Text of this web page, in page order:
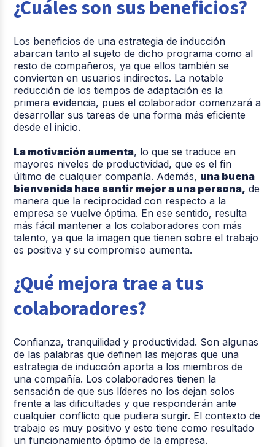
¿Cuáles son sus beneficios?
Los beneficios de una estrategia de inducción
abarcan tanto al sujeto de dicho programa como al
resto de compañeros, ya que ellos también se
convierten en usuarios indirectos. La notable
reducción de los tiempos de adaptación es la
primera evidencia, pues el colaborador comenzará a
desarrollar sus tareas de una forma más eficiente
desde el inicio.
La motivación aumenta, lo que se traduce en
mayores niveles de productividad, que es el fin
último de cualquier compañía. Además, una buena
bienvenida hace sentir mejor a una persona, de
manera que la reciprocidad con respecto a la
empresa se vuelve óptima. En ese sentido, resulta
más fácil mantener a los colaboradores con más
talento, ya que la imagen que tienen sobre el trabajo
es positiva y su compromiso aumenta.
¿Qué mejora trae a tus
colaboradores?
Confianza, tranquilidad y productividad. Son algunas
de las palabras que definen las mejoras que una
estrategia de inducción aporta a los miembros de
una compañía. Los colaboradores tienen la
sensación de que sus líderes no los dejan solos
frente a las dificultades y que responderán ante
cualquier conflicto que pudiera surgir. El contexto de
trabajo es muy positivo y esto tiene como resultado
un funcionamiento óptimo de la empresa.